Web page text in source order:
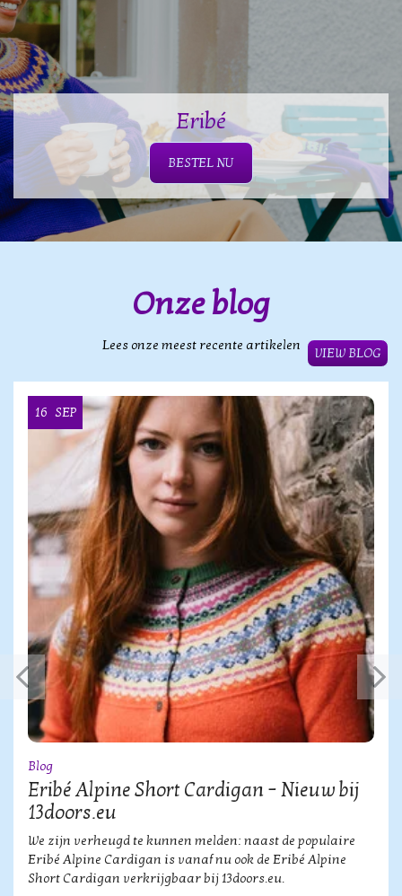
Eribé
BESTEL NU
Onze blog
Lees onze meest recente artikelen
VIEW BLOG
16 SEP
Blog
Eribé Alpine Short Cardigan – Nieuw bij
13doors.eu
We zijn verheugd te kunnen melden: naast de populaire
Eribé Alpine Cardigan is vanaf nu ook de Eribé Alpine
Short Cardigan verkrijgbaar bij 13doors.eu.